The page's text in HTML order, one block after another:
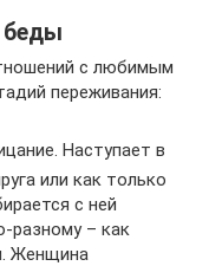
беды
с любимым
переживания:
Наступает в
или как только
с ней
разному – как
Женщина